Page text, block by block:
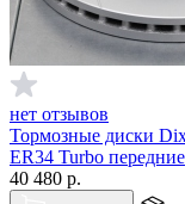
нет отзывов
Тормозные диски
ER34 Turbo передние
40 480 р.